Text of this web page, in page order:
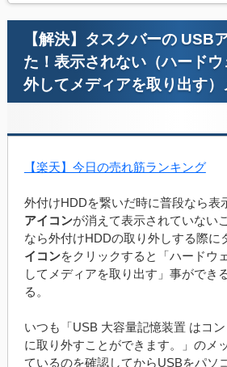
【解決】タスクバーの USB
た！表示されない（ハードウ
外してメディアを取り出す
【楽天】今日の売れ筋ランキング
外付けHDDを繋いだ時に普段なら表
アイコンが消えて表示されていない
なら外付けHDDの取り外しする際に
イコンをクリックすると「ハードウ
してメディアを取り出す」事ができ
る。
いつも「USB 大容量記憶装置 はコ
に取り外すことができます。」のメ
ているのを確認してからUSBをパソ